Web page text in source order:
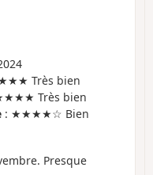
Très bien
Très bien
: ★★★★☆ Bien
Presque